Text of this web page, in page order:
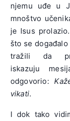
njemu uđe u
mnoštvo
je Isus
što se
tražili da
iskazuju
odgovorio:
vikati.
I dok tako